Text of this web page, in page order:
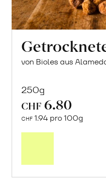
von Bioles aus
250g
CHF 6.80
CHF 1.94 pro 100g